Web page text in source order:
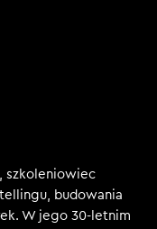
szkoleniowiec
budowania
W jego 30-letnim